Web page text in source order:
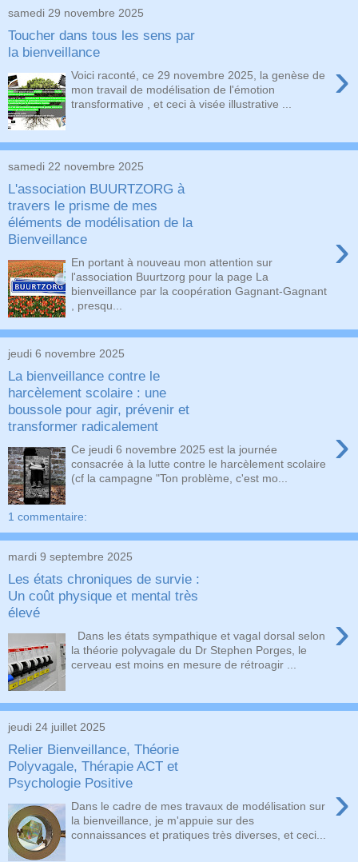
samedi 29 novembre 2025
Toucher dans tous les sens par
la bienveillance
›
Voici raconté, ce 29 novembre 2025, la genèse de
mon travail de modélisation de l'émotion
transformative , et ceci à visée illustrative ...
samedi 22 novembre 2025
L'association BUURTZORG à
travers le prisme de mes
éléments de modélisation de la
Bienveillance
›
En portant à nouveau mon attention sur
l'association Buurtzorg pour la page La
bienveillance par la coopération Gagnant-Gagnant
, presqu...
jeudi 6 novembre 2025
La bienveillance contre le
harcèlement scolaire : une
boussole pour agir, prévenir et
transformer radicalement
›
Ce jeudi 6 novembre 2025 est la journée
consacrée à la lutte contre le harcèlement scolaire
(cf la campagne "Ton problème, c'est mo...
1 commentaire:
mardi 9 septembre 2025
Les états chroniques de survie :
Un coût physique et mental très
élevé
›
Dans les états sympathique et vagal dorsal selon
la théorie polyvagale du Dr Stephen Porges, le
cerveau est moins en mesure de rétroagir ...
jeudi 24 juillet 2025
Relier Bienveillance, Théorie
Polyvagale, Thérapie ACT et
Psychologie Positive
›
Dans le cadre de mes travaux de modélisation sur
la bienveillance, je m'appuie sur des
connaissances et pratiques très diverses, et ceci...